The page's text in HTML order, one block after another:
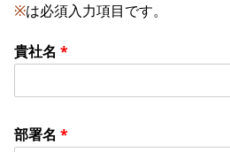
※は必須入力項目です。
貴社名 *
部署名 *